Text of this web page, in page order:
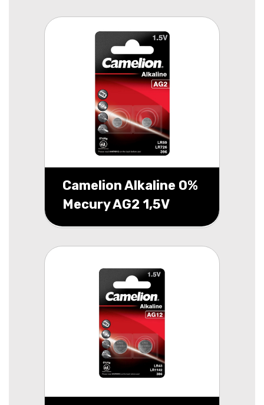
Camelion Alkaline 0%
Mecury AG2 1,5V
blister 2